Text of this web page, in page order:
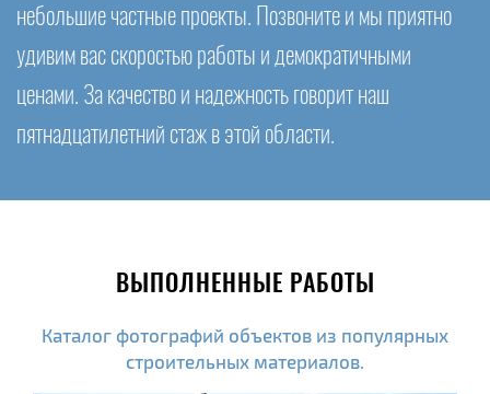
небольшие частные проекты. Позвоните и мы приятно
удивим вас скоростью работы и демократичными
ценами. За качество и надежность говорит наш
пятнадцатилетний стаж в этой области.
ВЫПОЛНЕННЫЕ РАБОТЫ
Каталог фотографий объектов из популярных
строительных материалов.